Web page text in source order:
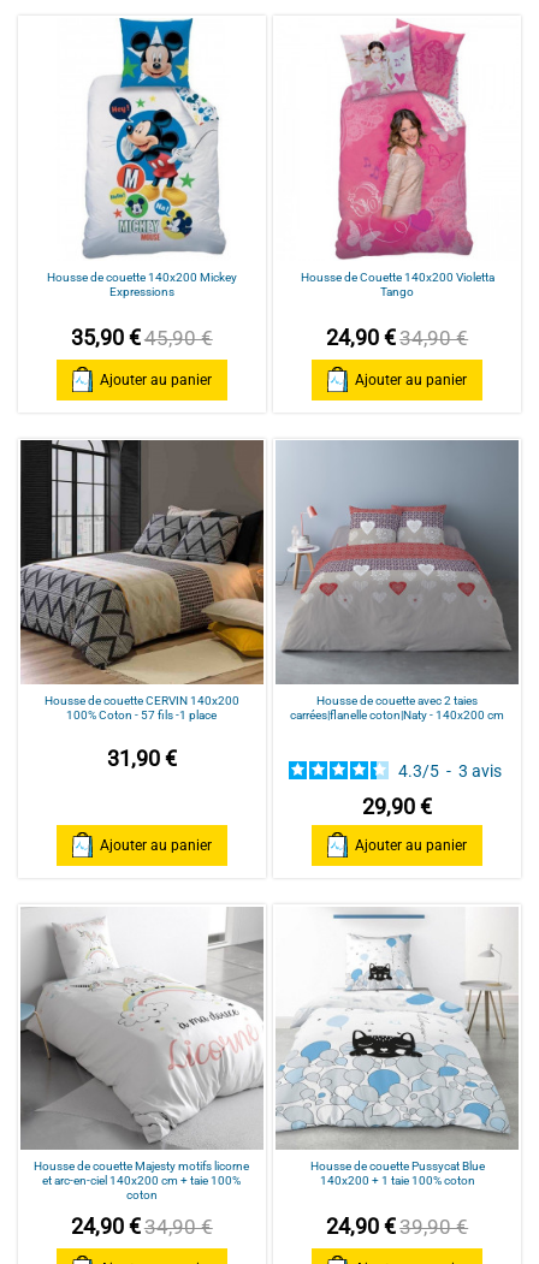
Housse de couette 140x200 Mickey
Expressions
35,90 €45,90 €
Ajouter au panier
Housse de Couette 140x200 Violetta
Tango
24,90 €34,90 €
Ajouter au panier
Housse de couette CERVIN 140x200
100% Coton - 57 fils -1 place
31,90 €
Ajouter au panier
Housse de couette avec 2 taies
carrées|flanelle coton|Naty - 140x200 cm
4.3/5 - 3avis
29,90 €
Ajouter au panier
Housse de couette Majesty motifs licorne
et arc-en-ciel 140x200 cm + taie 100%
coton
24,90 €34,90 €
Housse de couette Pussycat Blue
140x200 + 1 taie 100% coton
24,90 €39,90 €